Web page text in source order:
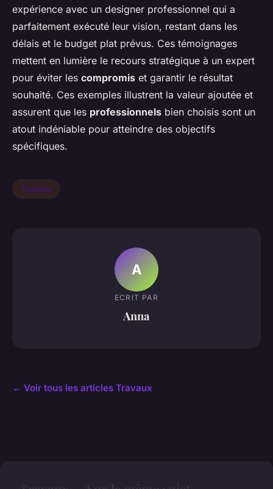
expérience avec un designer professionnel qui a
parfaitement exécuté leur vision, restant dans les
délais et le budget plat prévus. Ces témoignages
mettent en lumière le recours stratégique à un expert
pour éviter les compromis et garantir le résultat
souhaité. Ces exemples illustrent la valeur ajoutée et
assurent que les professionnels bien choisis sont un
atout indéniable pour atteindre des objectifs
spécifiques.
Travaux
A
ECRIT PAR
Anna
← Voir tous les articles Travaux